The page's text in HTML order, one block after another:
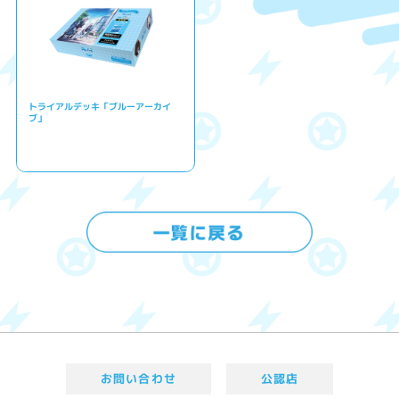
トライアルデッキ「ブルーアーカイ
ブ」
お問い合わせ 公認店